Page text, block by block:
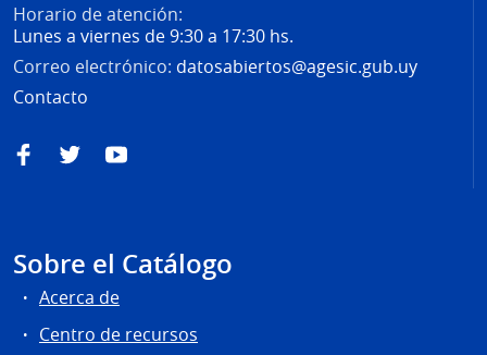
Horario de atención:
Lunes a viernes de 9:30 a 17:30 hs.
Correo electrónico: datosabiertos@agesic.gub.uy
Contacto
FacebookTwitterYouTube
Sobre el Catálogo
Acerca de
Centro de recursos